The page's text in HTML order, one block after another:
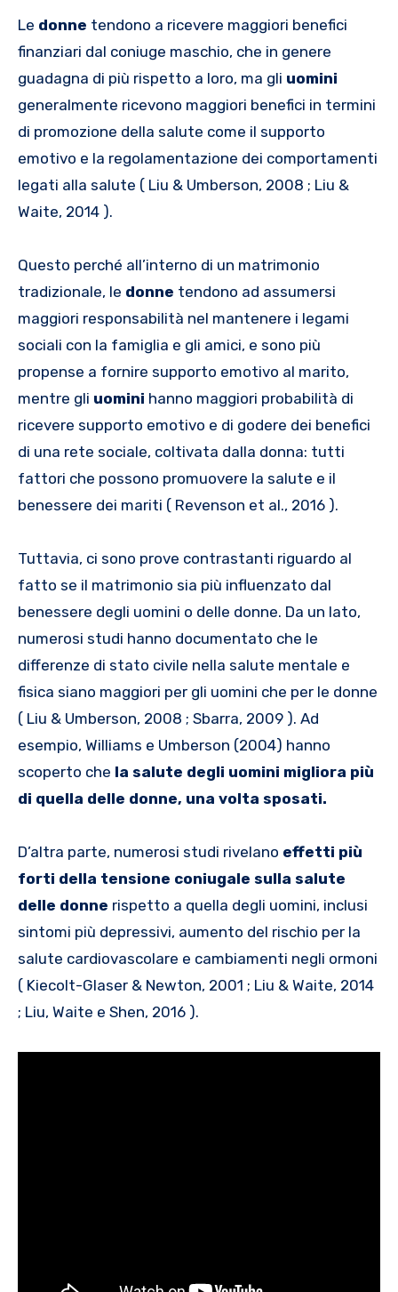
Le donne tendono a ricevere maggiori benefici
finanziari dal coniuge maschio, che in genere
guadagna di più rispetto a loro, ma gli uomini
generalmente ricevono maggiori benefici in termini
di promozione della salute come il supporto
emotivo e la regolamentazione dei comportamenti
legati alla salute ( Liu & Umberson, 2008 ; Liu &
Waite, 2014 ).
Questo perché all’interno di un matrimonio
tradizionale, le donne tendono ad assumersi
maggiori responsabilità nel mantenere i legami
sociali con la famiglia e gli amici, e sono più
propense a fornire supporto emotivo al marito,
mentre gli uomini hanno maggiori probabilità di
ricevere supporto emotivo e di godere dei benefici
di una rete sociale, coltivata dalla donna: tutti
fattori che possono promuovere la salute e il
benessere dei mariti ( Revenson et al., 2016 ).
Tuttavia, ci sono prove contrastanti riguardo al
fatto se il matrimonio sia più influenzato dal
benessere degli uomini o delle donne. Da un lato,
numerosi studi hanno documentato che le
differenze di stato civile nella salute mentale e
fisica siano maggiori per gli uomini che per le donne
( Liu & Umberson, 2008 ; Sbarra, 2009 ). Ad
esempio, Williams e Umberson (2004) hanno
scoperto che la salute degli uomini migliora più
di quella delle donne, una volta sposati.
D’altra parte, numerosi studi rivelano effetti più
forti della tensione coniugale sulla salute
delle donne rispetto a quella degli uomini, inclusi
sintomi più depressivi, aumento del rischio per la
salute cardiovascolare e cambiamenti negli ormoni
( Kiecolt-Glaser & Newton, 2001 ; Liu & Waite, 2014
; Liu, Waite e Shen, 2016 ).